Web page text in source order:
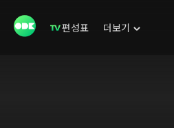
편성표 더보기